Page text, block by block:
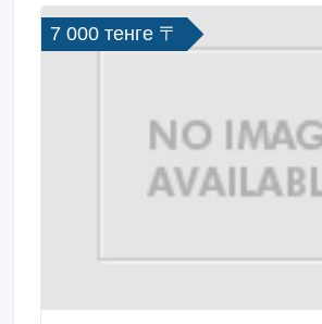
7 000 тенге 〒